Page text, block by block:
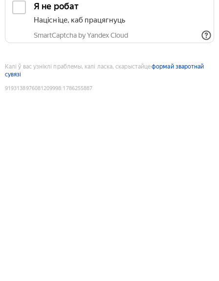
Я не робат
Націсніце, каб працягнуць
SmartCaptcha by Yandex Cloud
Калі ў вас узніклі праблемы, калі ласка, скарыстайцеформай зваротнай
сувязі
9193138976081209998:1786255887